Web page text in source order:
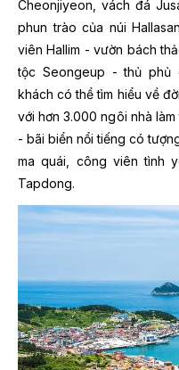
Cheonjiyeon, vách đá
phun trào của núi
viên Hallim - vườn bách
tộc Seongeup - thủ phủ
khách có thể tìm hiểu về
với hơn 3.000 ngôi nhà
- bãi biển nổi tiếng có
ma quái, công viên tình
Tapdong.